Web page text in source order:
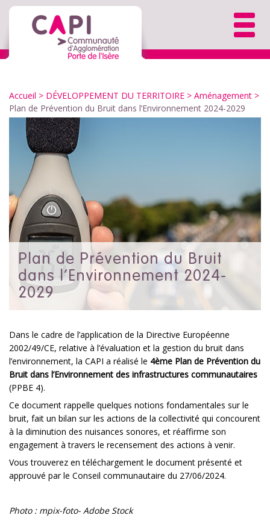
Accueil > DÉVELOPPEMENT DU TERRITOIRE > Aménagement >
Plan de Prévention du Bruit dans l’Environnement 2024-2029
Plan de Prévention du Bruit
dans l’Environnement 2024-
2029
Dans le cadre de l’application de la Directive Européenne
2002/49/CE, relative à l’évaluation et la gestion du bruit dans
l’environnement, la CAPI a réalisé le 4ème Plan de Prévention du
Bruit dans l’Environnement des infrastructures communautaires
(PPBE 4).
Ce document rappelle quelques notions fondamentales sur le
bruit, fait un bilan sur les actions de la collectivité qui concourent
à la diminution des nuisances sonores, et réaffirme son
engagement à travers le recensement des actions à venir.
Vous trouverez en téléchargement le document présenté et
approuvé par le Conseil communautaire du 27/06/2024.
Photo : mpix-foto- Adobe Stock